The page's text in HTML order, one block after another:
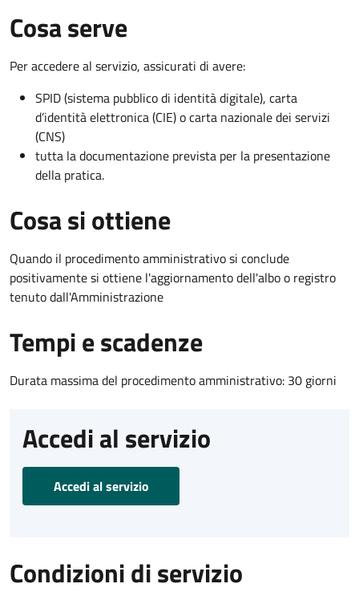
Cosa serve
Per accedere al servizio, assicurati di avere:
SPID (sistema pubblico di identità digitale), carta
d’identità elettronica (CIE) o carta nazionale dei servizi
(CNS)
tutta la documentazione prevista per la presentazione
della pratica.
Cosa si ottiene
Quando il procedimento amministrativo si conclude
positivamente si ottiene l'aggiornamento dell'albo o registro
tenuto dall'Amministrazione
Tempi e scadenze
Durata massima del procedimento amministrativo: 30 giorni
Accedi al servizio
Accedi al servizio
Condizioni di servizio